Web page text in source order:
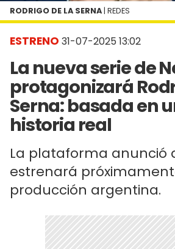
ESTRENO 31-07-2025 13:02
La nueva serie de
protagonizará
Serna: basada en
historia real
La plataforma anunció
estrenará
producción argentina.
RODRIGO DE LA SERNA | REDES